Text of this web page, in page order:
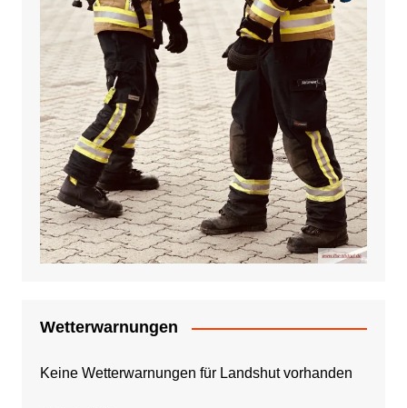
Wetterwarnungen
Keine Wetterwarnungen für Landshut vorhanden